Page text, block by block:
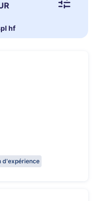
hf
d'expérience